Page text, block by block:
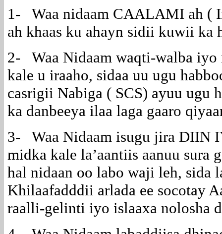
1- Waa nidaam CAALAMI ah (
ah khaas ku ahayn sidii kuwii ka
2- Waa Nidaam waqti-walba iyo
kale u iraaho, sidaa uu ugu
casrigii Nabiga ( SCS) ayuu ugu
ka danbeeya ilaa laga gaaro
3- Waa Nidaam isugu jira DIIN
midka kale la’aantiis aanuu sura
hal nidaan oo labo waji leh, sida
Khilaafadddii arlada ee socotay
raalli-gelinti iyo islaaxa nolosha